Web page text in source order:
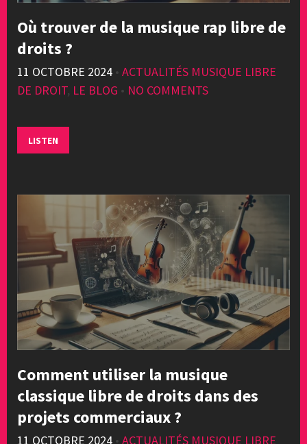
Où trouver de la musique rap libre de
droits ?
11 OCTOBRE 2024 • ACTUALITÉS MUSIQUE LIBRE
DE DROIT, LE BLOG • NO COMMENTS
LISTEN
Comment utiliser la musique
classique libre de droits dans des
projets commerciaux ?
11 OCTOBRE 2024 • ACTUALITÉS MUSIQUE LIBRE